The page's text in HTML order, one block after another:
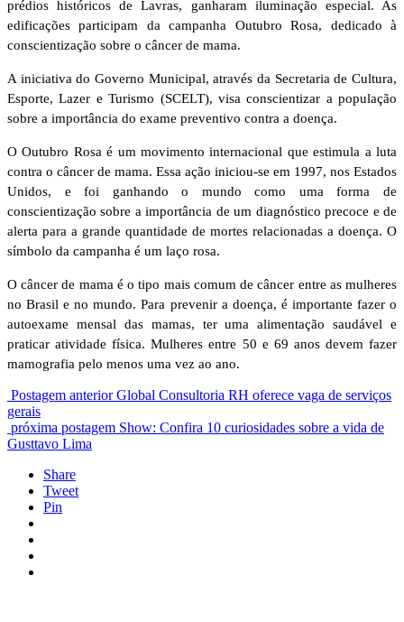
prédios históricos de Lavras, ganharam iluminação especial. As
edificações participam da campanha Outubro Rosa, dedicado à
conscientização sobre o câncer de mama.
A iniciativa do Governo Municipal, através da Secretaria de Cultura,
Esporte, Lazer e Turismo (SCELT), visa conscientizar a população
sobre a importância do exame preventivo contra a doença.
O Outubro Rosa é um movimento internacional que estimula a luta
contra o câncer de mama. Essa ação iniciou-se em 1997, nos Estados
Unidos, e foi ganhando o mundo como uma forma de
conscientização sobre a importância de um diagnóstico precoce e de
alerta para a grande quantidade de mortes relacionadas a doença. O
símbolo da campanha é um laço rosa.
O câncer de mama é o tipo mais comum de câncer entre as mulheres
no Brasil e no mundo. Para prevenir a doença, é importante fazer o
autoexame mensal das mamas, ter uma alimentação saudável e
praticar atividade física. Mulheres entre 50 e 69 anos devem fazer
mamografia pelo menos uma vez ao ano.
Postagem anterior Global Consultoria RH oferece vaga de serviços
gerais
próxima postagem Show: Confira 10 curiosidades sobre a vida de
Gusttavo Lima
Share
Tweet
Pin